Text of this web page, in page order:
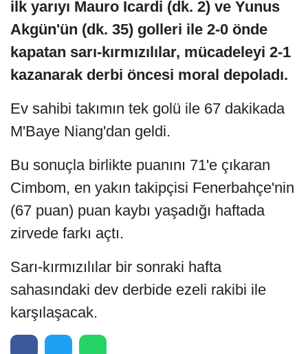
ilk yarıyı Mauro Icardi (dk. 2) ve Yunus
Akgün'ün (dk. 35) golleri ile 2-0 önde
kapatan sarı-kırmızılılar, mücadeleyi 2-1
kazanarak derbi öncesi moral depoladı.
Ev sahibi takımın tek golü ile 67 dakikada
M'Baye Niang'dan geldi.
Bu sonuçla birlikte puanını 71'e çıkaran
Cimbom, en yakın takipçisi Fenerbahçe'nin
(67 puan) puan kaybı yaşadığı haftada
zirvede farkı açtı.
Sarı-kırmızılılar bir sonraki hafta
sahasındaki dev derbide ezeli rakibi ile
karşılaşacak.